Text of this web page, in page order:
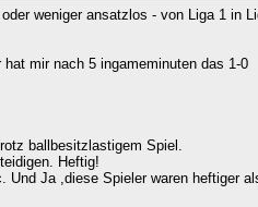
weniger ansatzlos - von Liga 1 in
mir nach 5 ingameminuten das 1-0
ballbesitzlastigem Spiel.
Heftig!
Und Ja ,diese Spieler waren heftiger